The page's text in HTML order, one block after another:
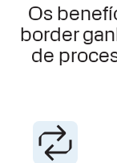
Os
border
de